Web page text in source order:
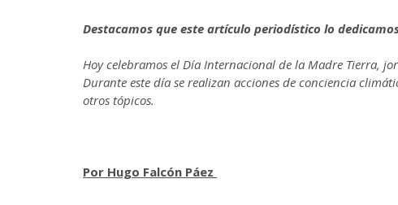
Destacamos que este artículo periodístico lo
Hoy celebramos el Día Internacional de la Madre Tierra,
Durante este día se realizan acciones de conciencia
otros tópicos.
Por Hugo Falcón Páez